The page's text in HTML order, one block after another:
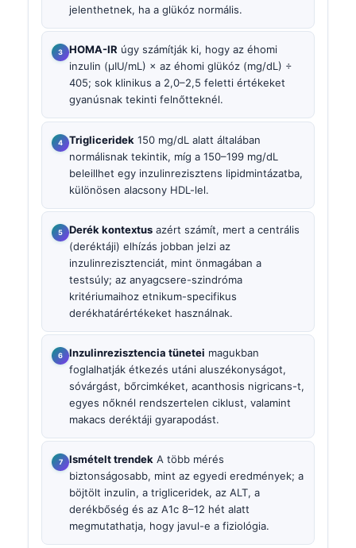
jelenthetnek, ha a glükóz normális.
HOMA-IR úgy számítják ki, hogy az éhomi
inzulin (µIU/mL) × az éhomi glükóz (mg/dL) ÷
405; sok klinikus a 2,0–2,5 feletti értékeket
gyanúsnak tekinti felnőtteknél.
Trigliceridek 150 mg/dL alatt általában
normálisnak tekintik, míg a 150–199 mg/dL
beleillhet egy inzulinrezisztens lipidmintázatba,
különösen alacsony HDL-lel.
Derék kontextus azért számít, mert a centrális
(deréktáji) elhízás jobban jelzi az
inzulinrezisztenciát, mint önmagában a
testsúly; az anyagcsere-szindróma
kritériumaihoz etnikum-specifikus
derékhatárértékeket használnak.
Inzulinrezisztencia tünetei magukban
foglalhatják étkezés utáni aluszékonyságot,
sóvárgást, bőrcimkéket, acanthosis nigricans-t,
egyes nőknél rendszertelen ciklust, valamint
makacs deréktáji gyarapodást.
Ismételt trendek A több mérés
biztonságosabb, mint az egyedi eredmények; a
böjtölt inzulin, a trigliceridek, az ALT, a
derékbőség és az A1c 8–12 hét alatt
megmutathatja, hogy javul-e a fiziológia.